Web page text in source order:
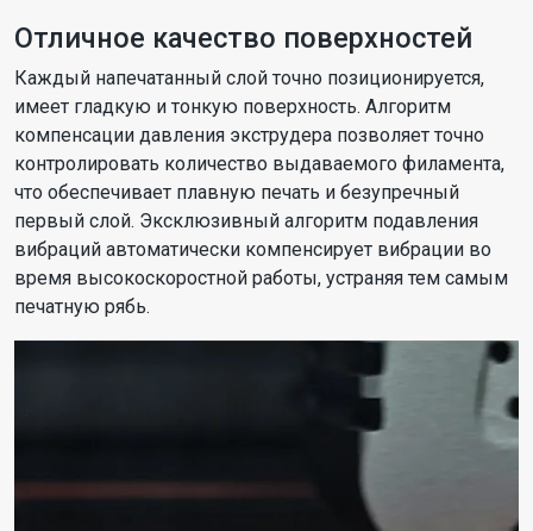
Отличное качество поверхностей
Каждый напечатанный слой точно позиционируется,
имеет гладкую и тонкую поверхность. Алгоритм
компенсации давления экструдера позволяет точно
контролировать количество выдаваемого филамента,
что обеспечивает плавную печать и безупречный
первый слой. Эксклюзивный алгоритм подавления
вибраций автоматически компенсирует вибрации во
время высокоскоростной работы, устраняя тем самым
печатную рябь.